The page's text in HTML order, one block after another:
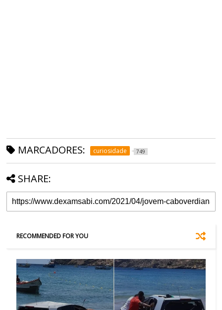
MARCADORES: curiosidade 749
SHARE:
RECOMMENDED FOR YOU